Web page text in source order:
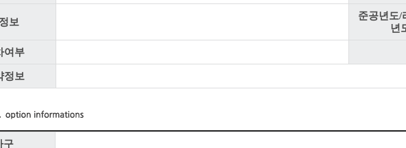
보
준공년도/
년
여부
정보
구